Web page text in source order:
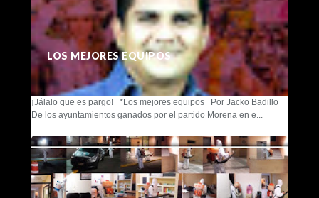
LOS MEJORES EQUIPOS
¡Jálalo que es pargo! *Los mejores equipos Por Jacko Badillo
De los ayuntamientos ganados por el partido Morena en e...